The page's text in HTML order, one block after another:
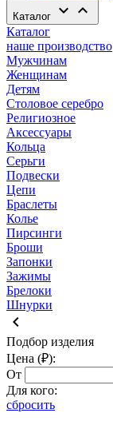
Каталог keyboard_arrow_down keyboard_arrow_up
Каталог
наше производство
Мужчинам
Женщинам
Детям
Столовое серебро
Религиозное
Аксессуары
Кольца
Серьги
Подвески
Цепи
Браслеты
Колье
Пирсинги
Броши
Запонки
Зажимы
Брелоки
Шнурки
keyboard_arrow_left
Подбор изделия
Цена (₽):
От
Для кого:
сбросить